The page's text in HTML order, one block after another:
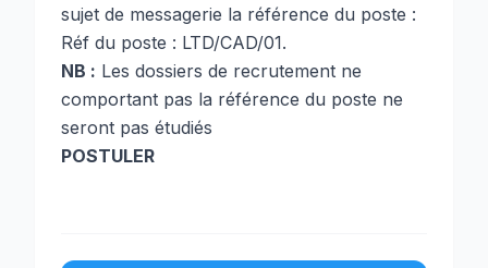
sujet de messagerie la référence du poste :
Réf du poste : LTD/CAD/01.
NB : Les dossiers de recrutement ne
comportant pas la référence du poste ne
seront pas étudiés
POSTULER